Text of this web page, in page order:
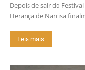
Depois de sair do
Herança de Narcisa
Leia mais